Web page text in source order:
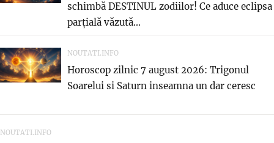
schimbă DESTINUL zodiilor! Ce aduce eclipsa
parțială văzută...
NOUTATI.INFO
Horoscop zilnic 7 august 2026: Trigonul
Soarelui si Saturn inseamna un dar ceresc
NOUTATI.INFO